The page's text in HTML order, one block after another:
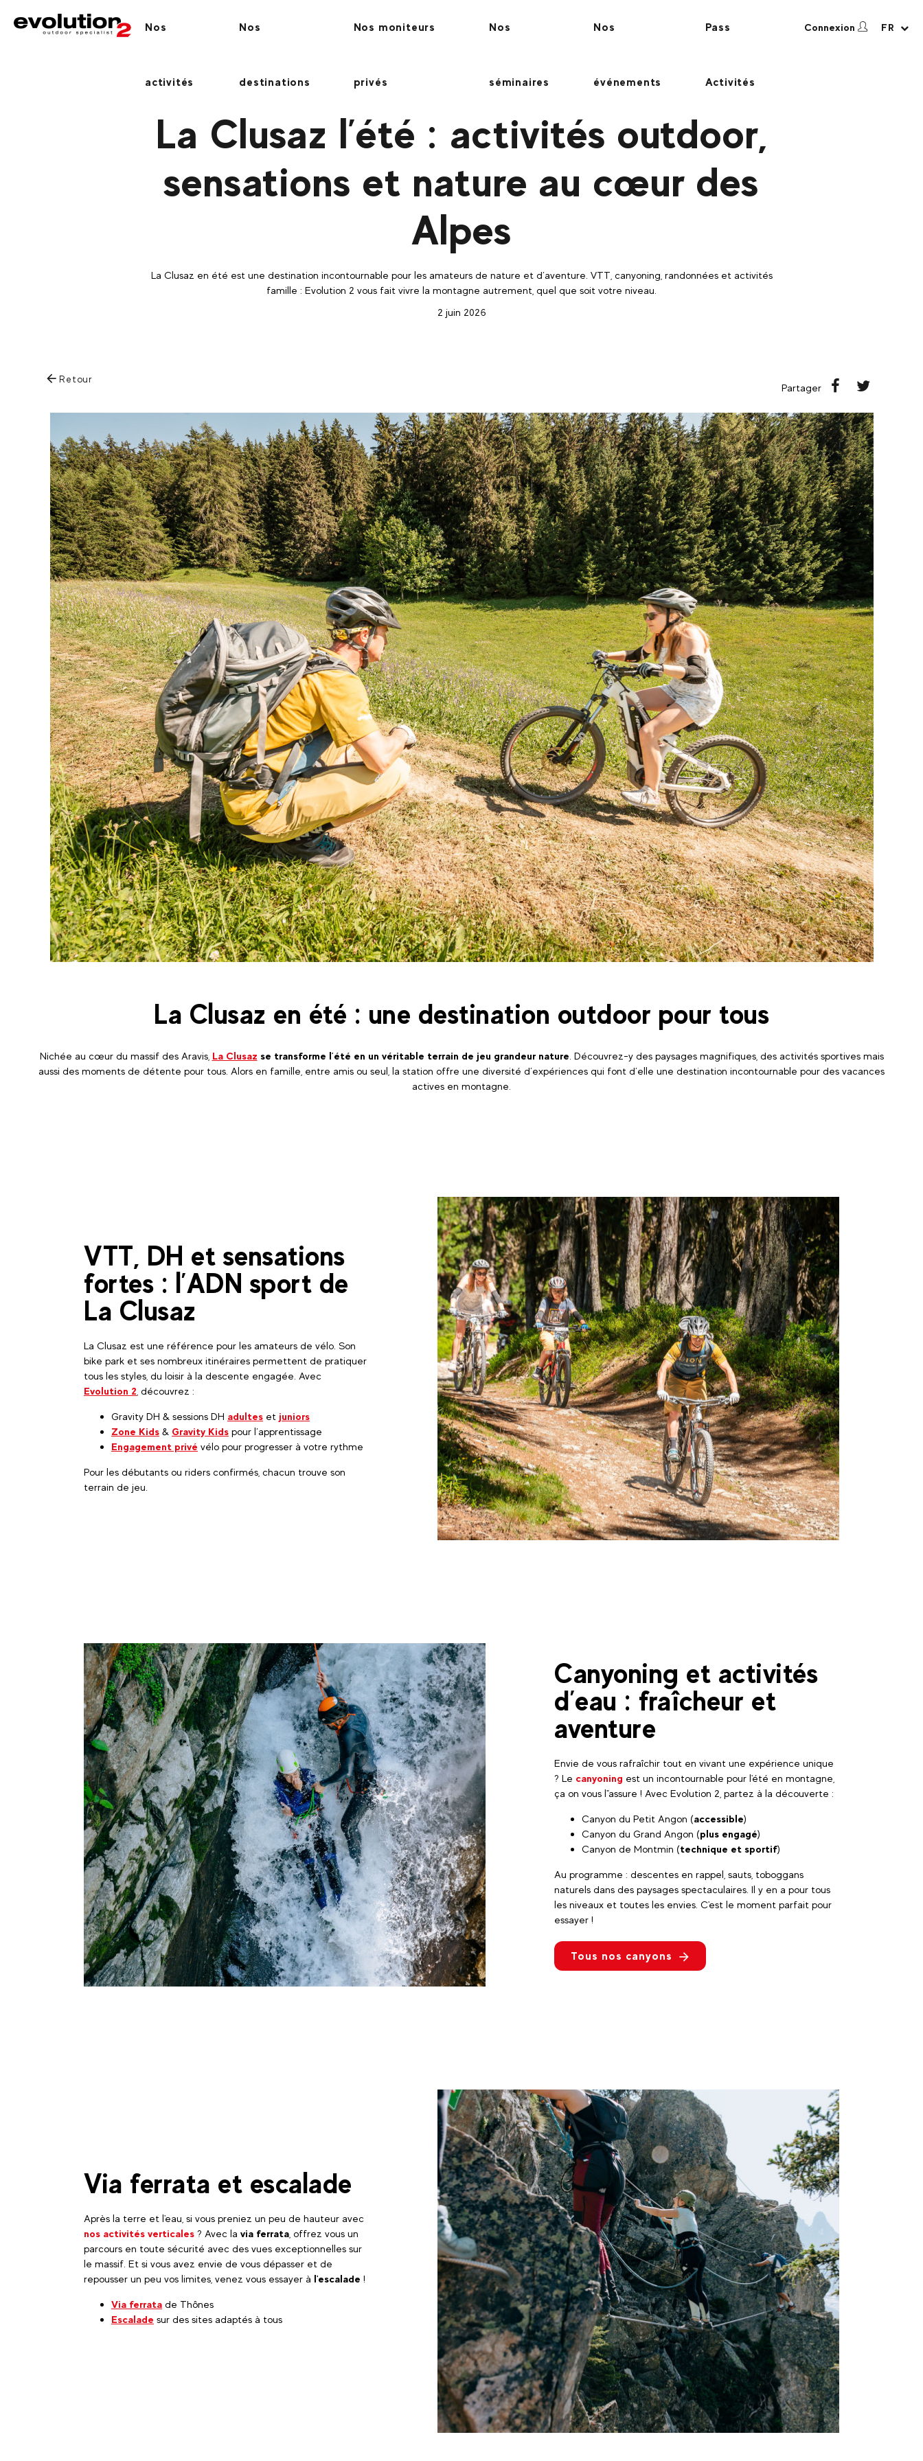
Nos
activités
Nos
destinations
Nos moniteurs
privés
Nos
séminaires
Nos
événements
Pass
Activités
Connexion FR
La Clusaz l’été : activités outdoor,
sensations et nature au cœur des
Alpes
La Clusaz en été est une destination incontournable pour les amateurs de nature et d’aventure. VTT, canyoning, randonnées et activités
famille : Evolution 2 vous fait vivre la montagne autrement, quel que soit votre niveau.
2 juin 2026
Retour
Partager
La Clusaz en été : une destination outdoor pour tous
Nichée au cœur du massif des Aravis, La Clusaz se transforme l’été en un véritable terrain de jeu grandeur nature . Découvrez-y des paysages magnifiques, des activités sportives mais
aussi des moments de détente pour tous. Alors en famille, entre amis ou seul, la station offre une diversité d’expériences qui font d’elle une destination incontournable pour des vacances
actives en montagne.
VTT, DH et sensations
fortes : l’ADN sport de
La Clusaz
La Clusaz est une référence pour les amateurs de vélo. Son
bike park et ses nombreux itinéraires permettent de pratiquer
tous les styles, du loisir à la descente engagée. Avec
Evolution 2 , découvrez :
Gravity DH & sessions DH adultes et juniors
Zone Kids & Gravity Kids pour l’apprentissage
Engagement privé vélo pour progresser à votre rythme
Pour les débutants ou riders confirmés, chacun trouve son
terrain de jeu.
Canyoning et activités
d’eau : fraîcheur et
aventure
Envie de vous rafraîchir tout en vivant une expérience unique
? Le canyoning est un incontournable pour l'été en montagne,
ça on vous l"assure ! Avec Evolution 2, partez à la découverte :
Canyon du Petit Angon (accessible)
Canyon du Grand Angon (plus engagé)
Canyon de Montmin (technique et sportif)
Au programme : descentes en rappel, sauts, toboggans
naturels dans des paysages spectaculaires. Il y en a pour tous
les niveaux et toutes les envies. C'est le moment parfait pour
essayer !
Tous nos canyons
Via ferrata et escalade
Après la terre et l'eau, si vous preniez un peu de hauteur avec
nos activités verticales ? Avec la via ferrata , offrez vous un
parcours en toute sécurité avec des vues exceptionnelles sur
le massif. Et si vous avez envie de vous dépasser et de
repousser un peu vos limites, venez vous essayer à l'escalade !
Via ferrata de Thônes
Escalade sur des sites adaptés à tous